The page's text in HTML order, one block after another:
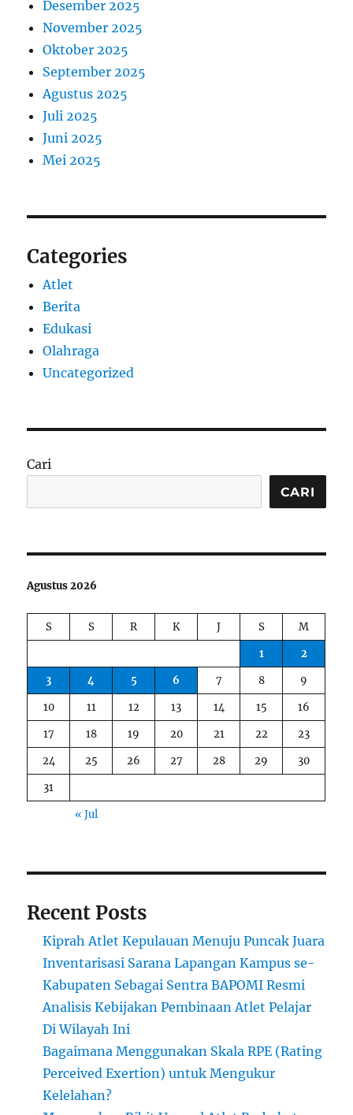
Desember 2025
November 2025
Oktober 2025
September 2025
Agustus 2025
Juli 2025
Juni 2025
Mei 2025
Categories
Atlet
Berita
Edukasi
Olahraga
Uncategorized
Cari
CARI
Agustus 2026
S S R K J S
M
1
2
3
4 5 6 7 8
9
10
11 12 13 14 15
16
17
18 19 20 21 22
23
24
25 26 27 28 29
30
31
« Jul
Recent Posts
Kiprah Atlet Kepulauan Menuju Puncak Juara
Inventarisasi Sarana Lapangan Kampus se-
Kabupaten Sebagai Sentra BAPOMI Resmi
Analisis Kebijakan Pembinaan Atlet Pelajar
Di Wilayah Ini
Bagaimana Menggunakan Skala RPE (Rating
Perceived Exertion) untuk Mengukur
Kelelahan?